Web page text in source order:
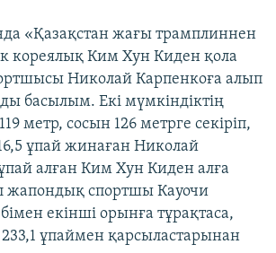
«Қазақстан жағы трамплиннен
кореялық Ким Хун Киден қола
Николай Карпенкоға алып
басылым. Екі мүмкіндіктің
метр, сосын 126 метрге секіріп,
ұпай жинаған Николай
алған Ким Хун Киден алға
жапондық спортшы Кауочи
екінші орынға тұрақтаса,
ұпаймен қарсыластарынан